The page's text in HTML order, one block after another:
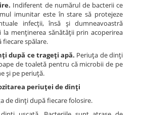
Indiferent de numărul de bacterii ce
imunitar este în stare să protejeze
infecţii, însă şi dumneavoastră
menţinerea sănătăţii prin acoperirea
spălare.
după ce trageţi apă. Periuţa de dinţi
de toaletă pentru că microbii de pe
şi pe periuţă.
periuţei de dinţi
de dinţi după fiecare folosire.